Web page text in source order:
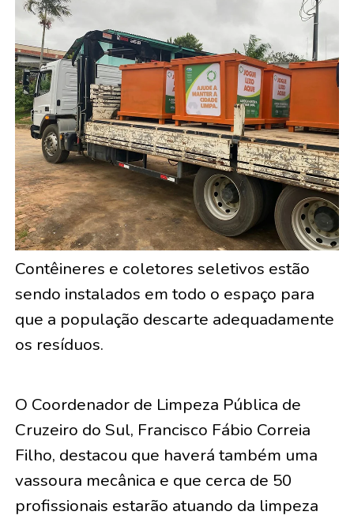
Contêineres e coletores seletivos estão
sendo instalados em todo o espaço para
que a população descarte adequadamente
os resíduos.
O Coordenador de Limpeza Pública de
Cruzeiro do Sul, Francisco Fábio Correia
Filho, destacou que haverá também uma
vassoura mecânica e que cerca de 50
profissionais estarão atuando da limpeza